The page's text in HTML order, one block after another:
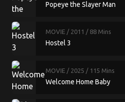
Popeye the Slayer Man
MOVIE / 2011 / 88 Mins
Hostel 3
MOVIE / 2025 / 115 Mins
Welcome Home Baby